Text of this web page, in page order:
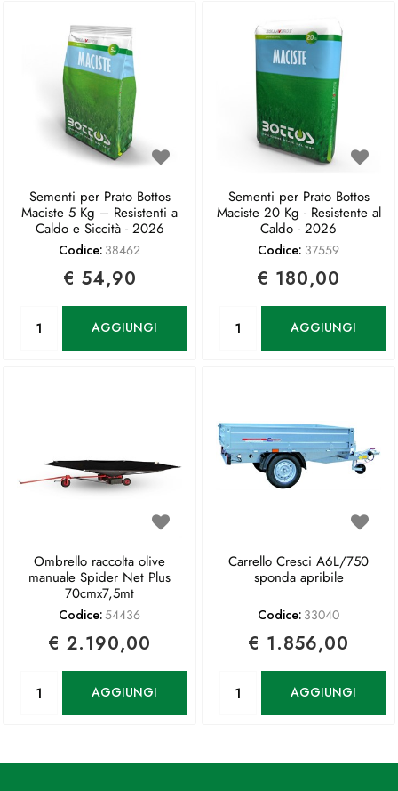
Sementi per Prato Bottos
Maciste 5 Kg – Resistenti a
Caldo e Siccità - 2026
Codice: 38462
€ 54,90
AGGIUNGI
Sementi per Prato Bottos
Maciste 20 Kg - Resistente al
Caldo - 2026
Codice: 37559
€ 180,00
AGGIUNGI
Ombrello raccolta olive
manuale Spider Net Plus
70cmx7,5mt
Codice:54436
€ 2.190,00
AGGIUNGI
Carrello Cresci A6L/750
sponda apribile
Codice: 33040
€ 1.856,00
AGGIUNGI